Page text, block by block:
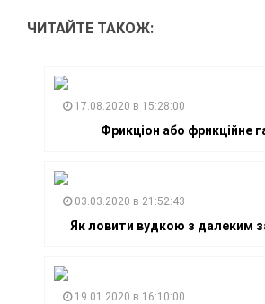
ЧИТАЙТЕ ТАКОЖ:
17.08.2020 в 15:28:00
Фрикціон або фрикційне
03.03.2020 в 21:52:43
Як ловити вудкою з далеким
19.01.2020 в 16:10:00